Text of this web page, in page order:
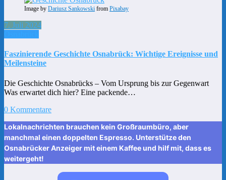
Image by Dariusz Sankowski from Pixabay
7. Juli 2024
Faszinierende Geschichte Osnabrück: Wichtige Ereignisse und
Meilensteine
Die Geschichte Osnabrücks – Vom Ursprung bis zur Gegenwart
Was erwartet dich hier? Eine packende…
0 Kommentare
Lokalnachrichten brauchen kein Großraumbüro, aber
manchmal einen doppelten Espresso. Unterstütze den
Osnabrücker Anzeiger mit einem Kaffee und hilf mit, dass es
weitergeht!